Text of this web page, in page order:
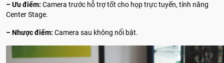
– Ưu điểm: Camera trước hỗ trợ tốt cho họp trực tuyến, tính năng
Center Stage.
– Nhược điểm: Camera sau không nổi bật.